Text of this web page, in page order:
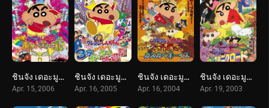
ชินจัง เดอะมูฟวี่ 14 ตอน ตำนานปีศาจนักเต้น (2006) Crayon Shin-chan: The Legend Called: Dance! Amigo!
Apr. 15, 2006
ชินจัง เดอะมูฟวี่ 13 ตอน ท่าไม้ตายส่ายก้น ปะทะ ก็อดซิล่ายักษ์ (2005) Crayon Shin-chan: The Legend Called Buri Buri 3 Minutes Charge
Apr. 16, 2005
ชินจัง เดอะมูฟวี่ 12 ตอน บุกแดนคาวบอย (2004) Crayon Shin-chan: Invoke a Storm! The Kasukabe Boys of the Evening Sun
Apr. 16, 2004
ชินจัง เดอะมูฟวี่ 11 ตอน แด่เนื้อย่าง และความสงบสุขของโลก (2003) Crayon Shin-chan: The Glorious Storm-invoking Yakiniku Road
Apr. 19, 2003